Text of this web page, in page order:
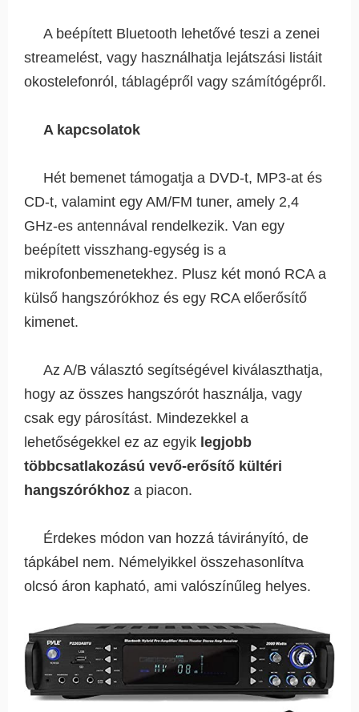
A beépített Bluetooth lehetővé teszi a zenei
streamelést, vagy használhatja lejátszási listáit
okostelefonról, táblagépről vagy számítógépről.
A kapcsolatok
Hét bemenet támogatja a DVD-t, MP3-at és
CD-t, valamint egy AM/FM tuner, amely 2,4
GHz-es antennával rendelkezik. Van egy
beépített visszhang-egység is a
mikrofonbemenetekhez. Plusz két monó RCA a
külső hangszórókhoz és egy RCA előerősítő
kimenet.
Az A/B választó segítségével kiválaszthatja,
hogy az összes hangszórót használja, vagy
csak egy párosítást. Mindezekkel a
lehetőségekkel ez az egyik legjobb
többcsatlakozású vevő-erősítő kültéri
hangszórókhoz a piacon.
Érdekes módon van hozzá távirányító, de
tápkábel nem. Némelyikkel összehasonlítva
olcsó áron kapható, ami valószínűleg helyes.